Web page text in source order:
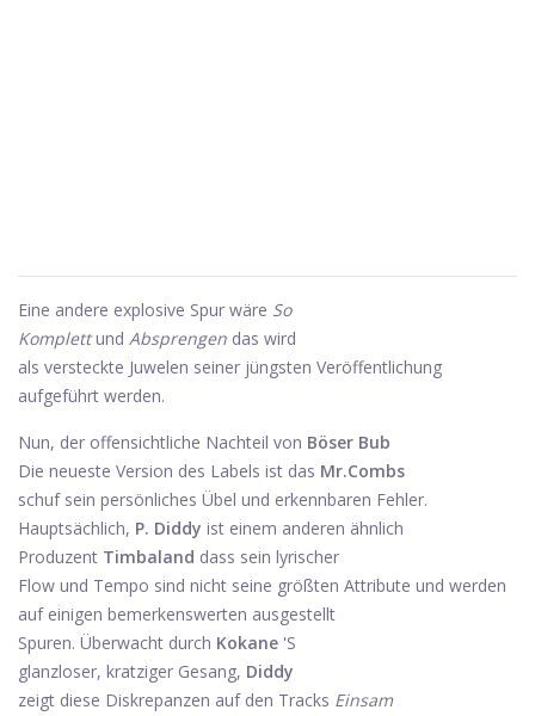
Eine andere explosive Spur wäre So
Komplettund Absprengen das wird
als versteckte Juwelen seiner jüngsten Veröffentlichung
aufgeführt werden.
Nun, der offensichtliche Nachteil von Böser Bub
Die neueste Version des Labels ist das Mr.Combs
schuf sein persönliches Übel und erkennbaren Fehler.
Hauptsächlich, P. Diddy ist einem anderen ähnlich
Produzent Timbaland dass sein lyrischer
Flow und Tempo sind nicht seine größten Attribute und werden
auf einigen bemerkenswerten ausgestellt
Spuren. Überwacht durch Kokane 'S
glanzloser, kratziger Gesang, Diddy
zeigt diese Diskrepanzen auf den Tracks Einsam